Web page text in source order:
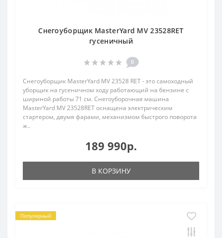
Снегоуборщик MasterYard MV 23528RET
гусеничный
0
Снегоуборщик MasterYard MV 23528 RET - это самоходный
уборщик на гусеничном ходу работающий на бензине с
шириной работы 71 см. Снегоуборочная машина
MasterYard MV 23528RET оснащена электрическим
стартером, двумя фарами, механизмом быстрого поворота
ж..
189 990р.
В КОРЗИНУ
Популярный